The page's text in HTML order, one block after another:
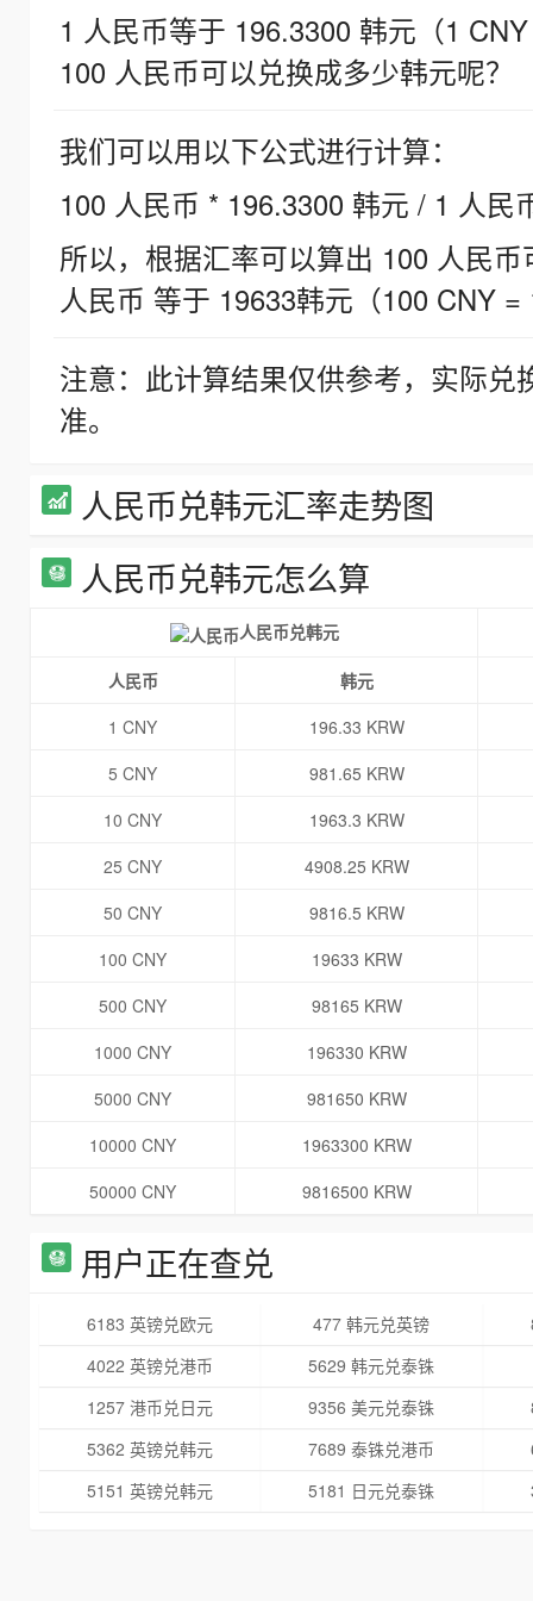
1 人民币等于 196.3300 韩元（1
100 人民币可以兑换成多少韩元呢？
我们可以用以下公式进行计算：
100 人民币 * 196.3300 韩元 / 1 人民
所以，根据汇率可以算出 100 人民
人民币 等于 19633韩元（100 CNY =
注意：此计算结果仅供参考，实际
准。
人民币兑韩元汇率走势图
人民币兑韩元怎么算
人民币兑韩元
人民币
韩元
1 CNY
196.33 KRW
5 CNY
981.65 KRW
10 CNY
1963.3 KRW
25 CNY
4908.25 KRW
50 CNY
9816.5 KRW
100 CNY
19633 KRW
500 CNY
98165 KRW
1000 CNY
196330 KRW
5000 CNY
981650 KRW
10000 CNY
1963300 KRW
50000 CNY
9816500 KRW
用户正在查兑
6183 英镑兑欧元 477 韩元兑英镑
4022 英镑兑港币
5629 韩元兑泰铢
1257 港币兑日元
9356 美元兑泰铢
5362 英镑兑韩元
7689 泰铢兑港币
5151 英镑兑韩元
5181 日元兑泰铢